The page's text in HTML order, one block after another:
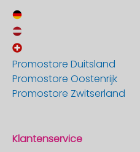
Promostore Duitsland
Promostore Oostenrijk
Promostore Zwitserland
Klantenservice